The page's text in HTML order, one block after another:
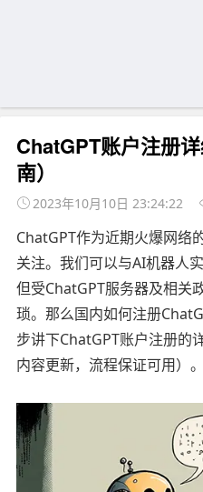
ChatGPT账户注册
南）
2023年10月10日 23:24:22
ChatGPT作为近期火爆网络
关注。我们可以与AI机器人
但受ChatGPT服务器及相关
琐。那么国内如何注册
步讲下ChatGPT账户注册的
内容更新，流程保证可用）。